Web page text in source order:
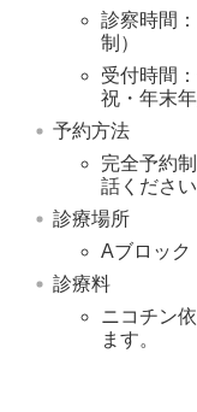
診察時間
制）
受付時間
祝・年末
予約方法
完全予約
話ください
診療場所
Aブロック
診療料
ニコチン
ます。